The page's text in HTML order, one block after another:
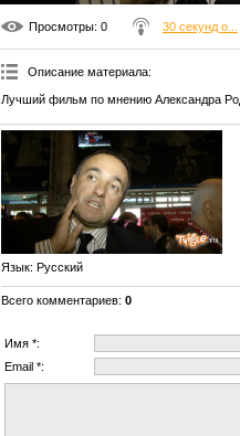
Просмотры: 0 30 секунд о...
Описание материала:
Лучший фильм по мнению Александра
Язык: Русский
Всего комментариев: 0
Имя *:
Email *: